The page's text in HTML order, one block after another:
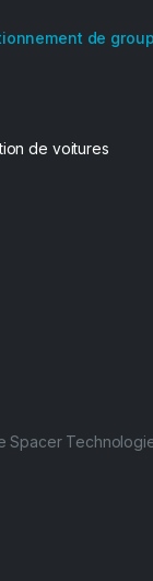
de
de voitures
Spacer